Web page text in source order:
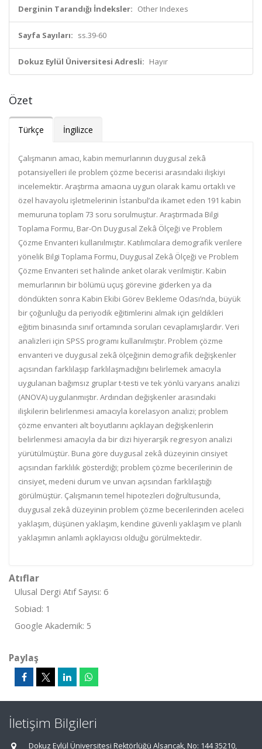
Derginin Tarandığı İndeksler: Other Indexes
Sayfa Sayıları: ss.39-60
Dokuz Eylül Üniversitesi Adresli: Hayır
Özet
Türkçe İngilizce
Çalışmanın amacı, kabin memurlarının duygusal zekâ
potansiyelleri ile problem çözme becerisi arasındaki ilişkiyi
incelemektir. Araştırma amacına uygun olarak kamu ortaklı ve
özel havayolu işletmelerinin İstanbul’da ikamet eden 191 kabin
memuruna toplam 73 soru sorulmuştur. Araştırmada Bilgi
Toplama Formu, Bar-On Duygusal Zekâ Ölçeği ve Problem
Çözme Envanteri kullanılmıştır. Katılımcılara demografik verilere
yönelik Bilgi Toplama Formu, Duygusal Zekâ Ölçeği ve Problem
Çözme Envanteri set halinde anket olarak verilmiştir. Kabin
memurlarının bir bölümü uçuş görevine giderken ya da
döndükten sonra Kabin Ekibi Görev Bekleme Odası’nda, büyük
bir çoğunluğu da periyodik eğitimlerini almak için geldikleri
eğitim binasında sınıf ortamında soruları cevaplamışlardır. Veri
analizleri için SPSS programı kullanılmıştır. Problem çözme
envanteri ve duygusal zekâ ölçeğinin demografik değişkenler
açısından farklılaşıp farklılaşmadığını belirlemek amacıyla
uygulanan bağımsız gruplar t-testi ve tek yönlü varyans analizi
(ANOVA) uygulanmıştır. Ardından değişkenler arasındaki
ilişkilerin belirlenmesi amacıyla korelasyon analizi; problem
çözme envanteri alt boyutlarını açıklayan değişkenlerin
belirlenmesi amacıyla da bir dizi hiyerarşik regresyon analizi
yürütülmüştür. Buna göre duygusal zekâ düzeyinin cinsiyet
açısından farklılık gösterdiği; problem çözme becerilerinin de
cinsiyet, medeni durum ve unvan açısından farklılaştığı
görülmüştür. Çalışmanın temel hipotezleri doğrultusunda,
duygusal zekâ düzeyinin problem çözme becerilerinden aceleci
yaklaşım, düşünen yaklaşım, kendine güvenli yaklaşım ve planlı
yaklaşımın anlamlı açıklayıcısı olduğu görülmektedir.
Atıflar
Ulusal Dergi Atıf Sayısı: 6
Sobiad: 1
Google Akademik: 5
Paylaş
İletişim Bilgileri
Dokuz Eylül Üniversitesi Rektörlüğü Alsancak, No: 144 35210,